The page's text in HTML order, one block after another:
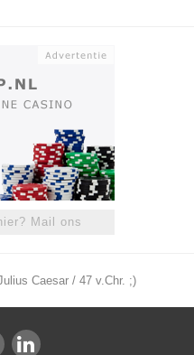
Mail ons
Caesar / 47 v.Chr. ;)